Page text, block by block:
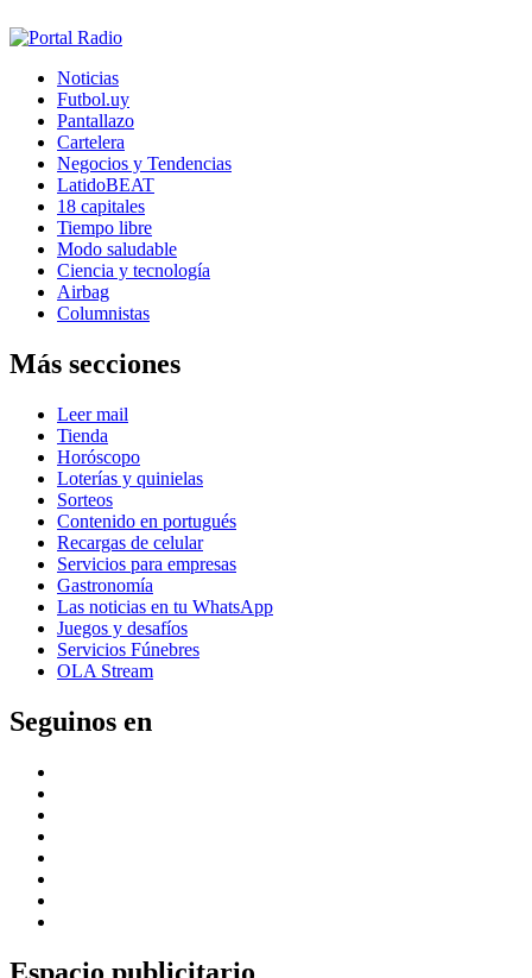
Noticias
Futbol.uy
Pantallazo
Cartelera
Negocios y Tendencias
LatidoBEAT
18 capitales
Tiempo libre
Modo saludable
Ciencia y tecnología
Airbag
Columnistas
Más secciones
Leer mail
Tienda
Horóscopo
Loterías y quinielas
Sorteos
Contenido en portugués
Recargas de celular
Servicios para empresas
Gastronomía
Las noticias en tu WhatsApp
Juegos y desafíos
Servicios Fúnebres
OLA Stream
Seguinos en